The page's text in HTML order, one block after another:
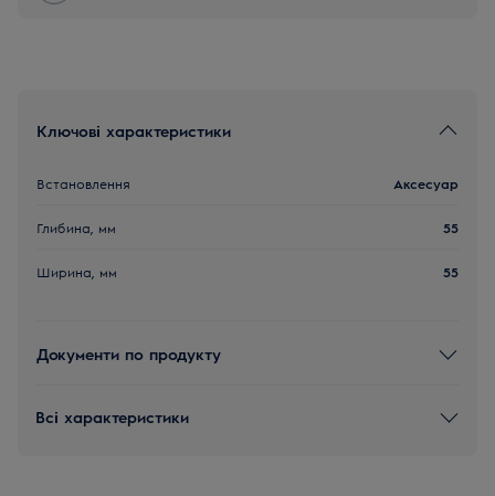
Ключові характеристики
Встановлення Аксесуар
Глибина, мм 55
Ширина, мм 55
Документи по продукту
Всі характеристики